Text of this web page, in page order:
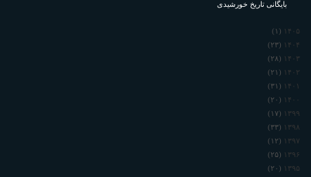
بایگانی تاریخ خورشیدی
۱۴۰۵ (۱)
۱۴۰۴ (۲۳)
۱۴۰۳ (۲۸)
۱۴۰۲ (۲۱)
۱۴۰۱ (۳۱)
۱۴۰۰ (۲۰)
۱۳۹۹ (۱۷)
۱۳۹۸ (۳۳)
۱۳۹۷ (۱۲)
۱۳۹۶ (۲۵)
۱۳۹۵ (۲۰)